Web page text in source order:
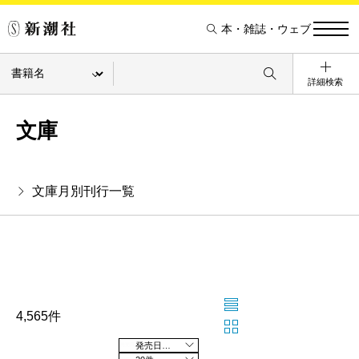
本・雑誌・ウェブ
詳細検索
文庫
文庫月別刊行一覧
4,565件